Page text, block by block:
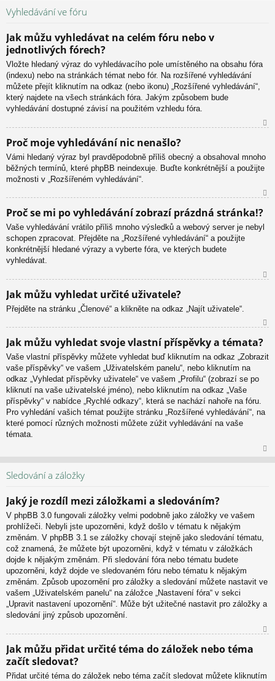
Vyhledávání ve fóru
Jak můžu vyhledávat na celém fóru nebo v
jednotlivých fórech?
Vložte hledaný výraz do vyhledávacího pole umístěného na obsahu fóra
(indexu) nebo na stránkách témat nebo fór. Na rozšířené vyhledávání
můžete přejít kliknutím na odkaz (nebo ikonu) „Rozšířené vyhledávání“,
který najdete na všech stránkách fóra. Jakým způsobem bude
vyhledávání dostupné závisí na použitém vzhledu fóra.
or
u
Proč moje vyhledávání nic nenašlo?
Vámi hledaný výraz byl pravděpodobně příliš obecný a obsahoval mnoho
běžných termínů, které phpBB neindexuje. Buďte konkrétnější a použijte
možnosti v „Rozšířeném vyhledávání“.
ah
or
Proč se mi po vyhledávání zobrazí prázdná stránka!?
Vaše vyhledávání vrátilo příliš mnoho výsledků a webový server je nebyl
schopen zpracovat. Přejděte na „Rozšířené vyhledávání“ a použijte
konkrétnější hledané výrazy a vyberte fóra, ve kterých budete
vyhledávat.
u
Jak můžu vyhledat určité uživatele?
Přejděte na stránku „Členové“ a klikněte na odkaz „Najít uživatele“.
ah
or
Jak můžu vyhledat svoje vlastní příspěvky a témata?
Vaše vlastní příspěvky můžete vyhledat buď kliknutím na odkaz „Zobrazit
vaše příspěvky“ ve vašem „Uživatelském panelu“, nebo kliknutím na
odkaz „Vyhledat příspěvky uživatele“ ve vašem „Profilu“ (zobrazí se po
kliknutí na vaše uživatelské jméno), nebo kliknutím na odkaz „Vaše
příspěvky“ v nabídce „Rychlé odkazy“, která se nachází nahoře na fóru.
Pro vyhledání vašich témat použijte stránku „Rozšířené vyhledávání“, na
které pomocí různých možnosti můžete zúžit vyhledávání na vaše
témata.
Sledování a záložky
Jaký je rozdíl mezi záložkami a sledováním?
V phpBB 3.0 fungovali záložky velmi podobně jako záložky ve vašem
prohlížeči. Nebyli jste upozorněni, když došlo v tématu k nějakým
změnám. V phpBB 3.1 se záložky chovají stejně jako sledování tématu,
což znamená, že můžete být upozorněni, když v tématu v záložkách
dojde k nějakým změnám. Při sledování fóra nebo tématu budete
upozorněni, když dojde ve sledovaném fóru nebo tématu k nějakým
změnám. Způsob upozornění pro záložky a sledování můžete nastavit ve
vašem „Uživatelském panelu“ na záložce „Nastavení fóra“ v sekci
„Upravit nastavení upozornění“. Může být užitečné nastavit pro záložky a
sledování jiný způsob upozornění.
u
Jak můžu přidat určité téma do záložek nebo téma
začít sledovat?
Přidat určité téma do záložek nebo téma začít sledovat můžete kliknutím